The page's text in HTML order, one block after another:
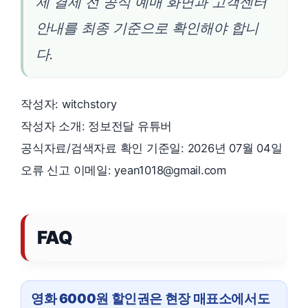
안내를 최종 기준으로 확인해야 합니
다.
작성자: witchstory
작성자 소개: 정보전달 유튜버
공식자료/검색자료 확인 기준일: 2026년 07월 04일
오류 신고 이메일: yean1018@gmail.com
FAQ
영화 6000원 할인권은 현장 매표소에서도